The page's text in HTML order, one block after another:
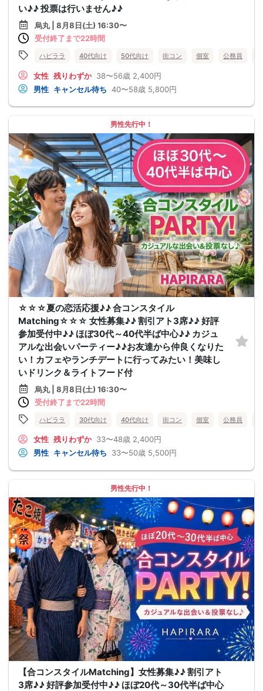
い♪♪ 投票は行いません♪♪
烏丸 | 8月8日(土) 16:30〜
受付終了まで22時間
ハピララ 40代向け 50代向け 街コン 個室 公務員
女性 残りわずか 38〜56歳 2,400円
男性 キャンセル待ち 40〜58歳 5,800円
男性先行中！
☆☆☆夏の恋活応援♪♪ 合コンスタイル
Matching☆☆☆ 女性募集♪♪ 割引アト3席♪♪ 好評
参加受付中♪♪ ほぼ30代～40代半ば中心♪♪ カジュ
アルな出会いパーティー♪♪お友達から仲良くなりた
い！カフェやランチデートに行ってみたい！美味し
いドリンク＆ライトフード付
烏丸 | 8月8日(土) 16:30〜
受付終了まで22時間
ハピララ 30代向け 40代向け 街コン 個室 公務員
女性 残りわずか 33〜48歳 2,400円
男性 キャンセル待ち 33〜50歳 5,500円
男性先行中！
【合コンスタイルMatching】女性募集♪♪ 割引アト
3席♪♪ 好評参加受付中♪♪ ほぼ20代～30代半ば中心